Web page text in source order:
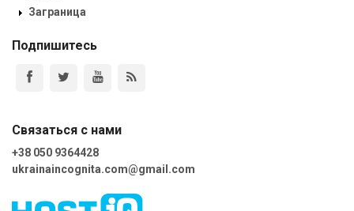
Заграница
Подпишитесь
Связаться с нами
+38 050 9364428
ukrainaincognita.com@gmail.com